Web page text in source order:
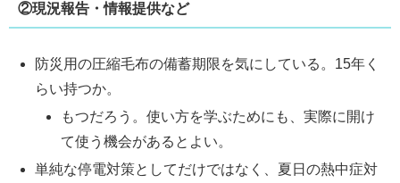
②現況報告・情報提供など
防災用の圧縮毛布の備蓄期限を気にしている。15年く
らい持つか。
もつだろう。使い方を学ぶためにも、実際に開け
て使う機会があるとよい。
単純な停電対策としてだけではなく、夏日の熱中症対